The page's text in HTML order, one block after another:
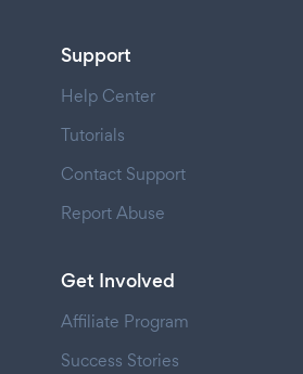
Support
Help Center
Tutorials
Contact Support
Report Abuse
Get Involved
Affiliate Program
Success Stories